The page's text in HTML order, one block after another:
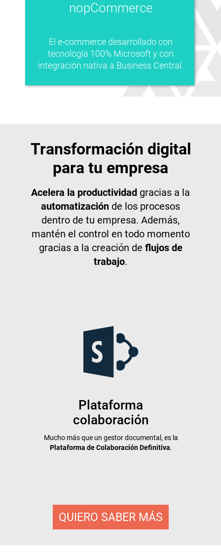
nopCommerce
El e-commerce desarrollado con
tecnología 100% Microsoft y con
integración nativa a Business Central.
Transformación digital
para tu empresa
Acelera la productividad gracias a la
automatización de los procesos
dentro de tu empresa. Además,
mantén el control en todo momento
gracias a la creación de flujos de
trabajo.
Plataforma
colaboración
Mucho más que un gestor documental, es la
Plataforma de Colaboración Definitiva.
QUIERO SABER MÁS